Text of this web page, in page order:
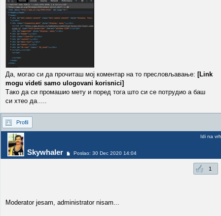
Да, могао си да прочиташ мој коментар на то пресловљавање: [Link
mogu videti samo ulogovani korisnici]
Tако да си промашио мету и поред тога што си се потрудио а баш
си хтео да.....
Profil
Skywhaler Poslao: 30 Dec 2020 14:04
Idi na vrh
1
Moderator jesam, administrator nisam...